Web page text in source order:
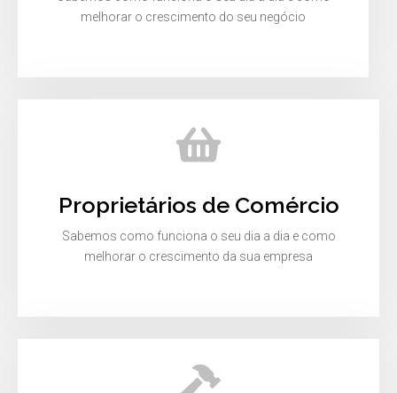
melhorar o crescimento do seu negócio
Proprietários de Comércio
Sabemos como funciona o seu dia a dia e como
melhorar o crescimento da sua empresa